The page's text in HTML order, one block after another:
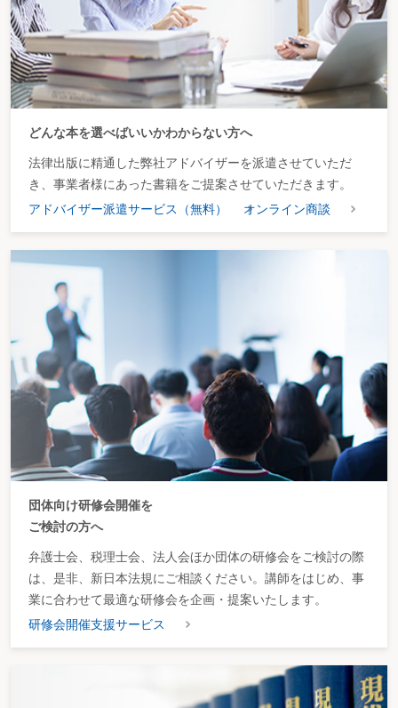
どんな本を選べばいいかわからない方へ
法律出版に精通した弊社アドバイザーを派遣させていただ
き、事業者様にあった書籍をご提案させていただきます。
アドバイザー派遣サービス（無料）
オンライン商談
団体向け研修会開催を
ご検討の方へ
弁護士会、税理士会、法人会ほか団体の研修会をご検討の際
は、是非、新日本法規にご相談ください。講師をはじめ、事
業に合わせて最適な研修会を企画・提案いたします。
研修会開催支援サービス